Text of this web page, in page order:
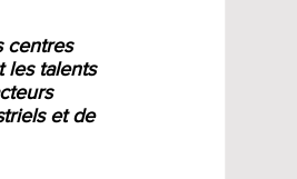
centres
les talents
et de